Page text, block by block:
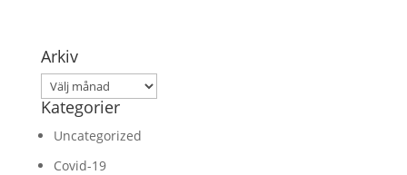
Arkiv
Arkiv
Kategorier
Uncategorized
Covid-19